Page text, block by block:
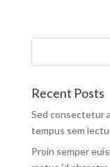
Recent Posts
Sed consectetur
tempus sem
Proin semper